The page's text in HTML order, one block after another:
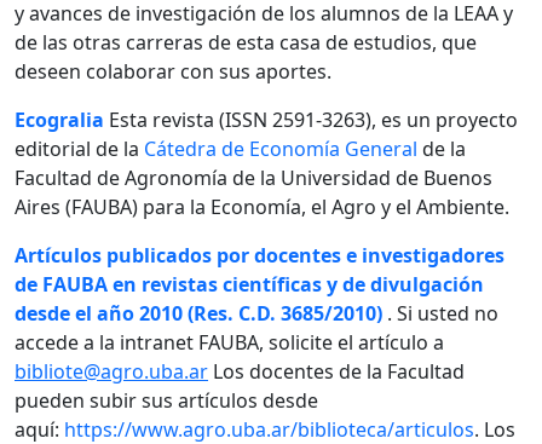
y avances de investigación de los alumnos de la LEAA y
de las otras carreras de esta casa de estudios, que
deseen colaborar con sus aportes.
Ecogralia Esta revista (ISSN 2591-3263), es un proyecto
editorial de la Cátedra de Economía General de la
Facultad de Agronomía de la Universidad de Buenos
Aires (FAUBA) para la Economía, el Agro y el Ambiente.
Artículos publicados por docentes e investigadores
de FAUBA en revistas científicas y de divulgación
desde el año 2010 (Res. C.D. 3685/2010) . Si usted no
accede a la intranet FAUBA, solicite el artículo a
bibliote@agro.uba.ar Los docentes de la Facultad
pueden subir sus artículos desde
aquí: https://www.agro.uba.ar/biblioteca/articulos. Los